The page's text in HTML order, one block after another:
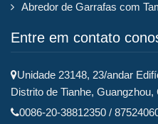
Abredor de Garrafas com
Entre em contato
Unidade 23148, 23/andar
Distrito de Tianhe, Guangzhou,
0086-20-38812350 /